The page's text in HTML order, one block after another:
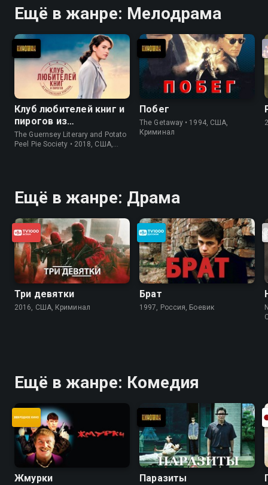
Ещё в жанре: Мелодрама
Клуб любителей книг и
пирогов из
картофельных
очистков
The Guernsey Literary and Potato
Peel Pie Society • 2018, США,
Побег
The Getaway • 1994, США,
Криминал
Ещё в жанре: Драма
Три девятки
2016, США, Криминал
Брат
1997, Россия, Боевик
Ещё в жанре: Комедия
Жмурки Паразиты